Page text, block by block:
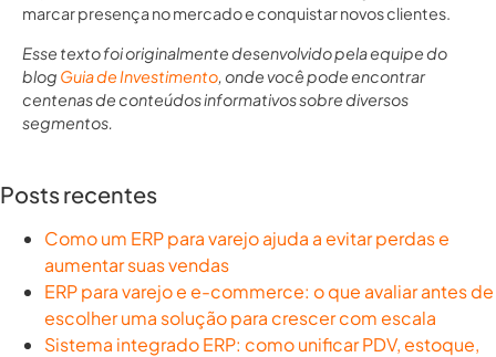
marcar presença no mercado e conquistar novos clientes.
Esse texto foi originalmente desenvolvido pela equipe do
blog Guia de Investimento , onde você pode encontrar
centenas de conteúdos informativos sobre diversos
segmentos.
Posts recentes
Como um ERP para varejo ajuda a evitar perdas e
aumentar suas vendas
ERP para varejo e e-commerce: o que avaliar antes de
escolher uma solução para crescer com escala
Sistema integrado ERP: como unificar PDV, estoque,